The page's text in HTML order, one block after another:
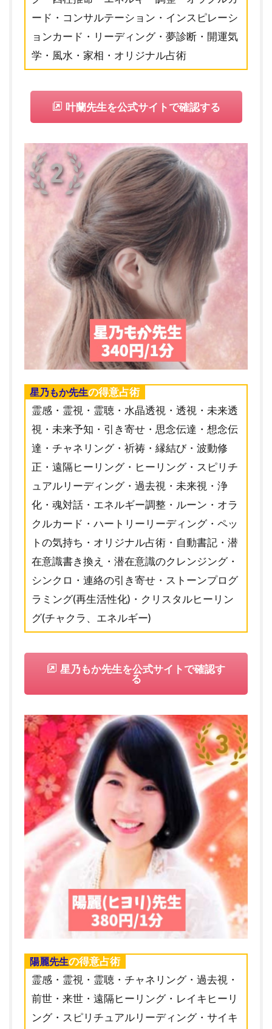
ード・コンサルテーション・インスピレーシ
ョンカード・リーディング・夢診断・開運気
学・風水・家相・オリジナル占術
叶蘭先生を公式サイトで確認する
星乃もか先生の得意占術
霊感・霊視・霊聴・水晶透視・透視・未来透
視・未来予知・引き寄せ・思念伝達・想念伝
達・チャネリング・祈祷・縁結び・波動修
正・遠隔ヒーリング・ヒーリング・スピリチ
ュアルリーディング・過去視・未来視・浄
化・魂対話・エネルギー調整・ルーン・オラ
クルカード・ハートリーリーディング・ペッ
トの気持ち・オリジナル占術・自動書記・潜
在意識書き換え・潜在意識のクレンジング・
シンクロ・連絡の引き寄せ・ストーンプログ
ラミング(再生活性化)・クリスタルヒーリン
グ(チャクラ、エネルギー)
星乃もか先生を公式サイトで確認す
る
陽麗先生の得意占術
霊感・霊視・霊聴・チャネリング・過去視・
前世・来世・遠隔ヒーリング・レイキヒーリ
ング・スピリチュアルリーディング・サイキ